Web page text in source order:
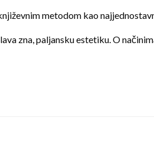
metodom kao
zna, paljansku estetiku. O